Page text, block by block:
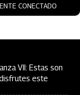
CONECTADO
VII: Estas son
este